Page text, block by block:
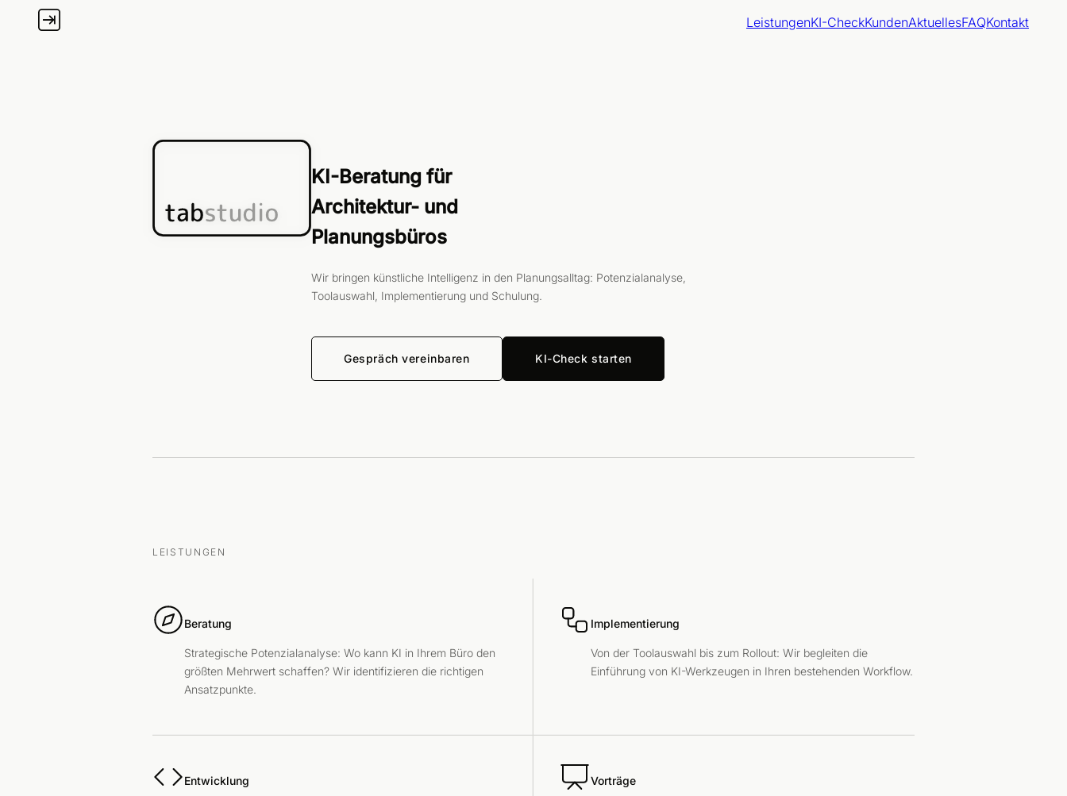
LeistungenKI-CheckKundenAktuellesFAQKontakt
KI-Beratung für
Architektur- und
Planungsbüros
Wir bringen künstliche Intelligenz in den Planungsalltag: Potenzialanalyse,
Toolauswahl, Implementierung und Schulung.
Gespräch vereinbaren KI-Check starten
LEISTUNGEN
Beratung
Strategische Potenzialanalyse: Wo kann KI in Ihrem Büro den
größten Mehrwert schaffen? Wir identifizieren die richtigen
Ansatzpunkte.
Implementierung
Von der Toolauswahl bis zum Rollout: Wir begleiten die
Einführung von KI-Werkzeugen in Ihren bestehenden Workflow.
Entwicklung Vorträge